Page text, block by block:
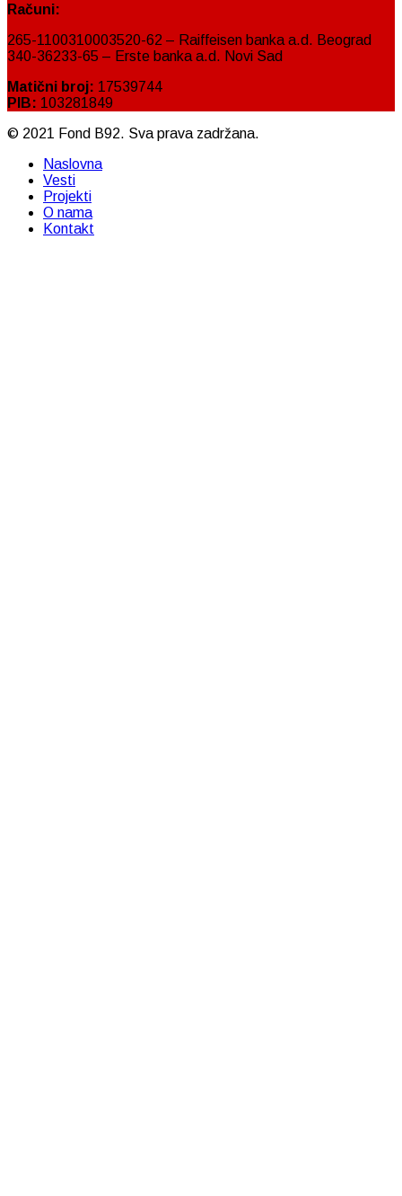
Računi:
265-1100310003520-62 – Raiffeisen banka a.d. Beograd
340-36233-65 – Erste banka a.d. Novi Sad
Matični broj: 17539744
PIB: 103281849
© 2021 Fond B92. Sva prava zadržana.
Naslovna
Vesti
Projekti
O nama
Kontakt